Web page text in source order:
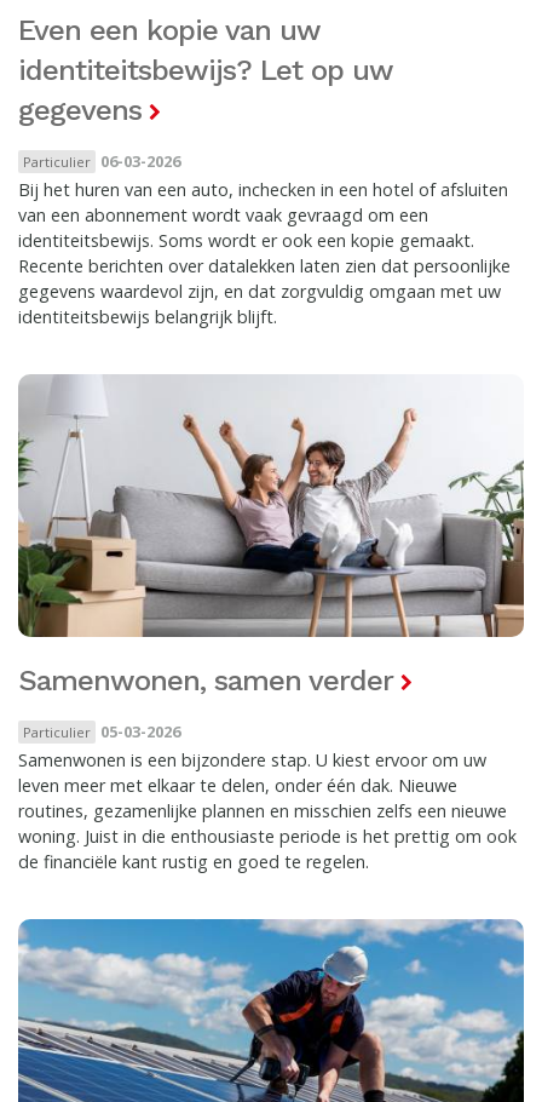
Even een kopie van uw
identiteitsbewijs? Let op uw
gegevens
Particulier 06-03-2026
Bij het huren van een auto, inchecken in een hotel of afsluiten
van een abonnement wordt vaak gevraagd om een
identiteitsbewijs. Soms wordt er ook een kopie gemaakt.
Recente berichten over datalekken laten zien dat persoonlijke
gegevens waardevol zijn, en dat zorgvuldig omgaan met uw
identiteitsbewijs belangrijk blijft.
Samenwonen, samen verder
Particulier 05-03-2026
Samenwonen is een bijzondere stap. U kiest ervoor om uw
leven meer met elkaar te delen, onder één dak. Nieuwe
routines, gezamenlijke plannen en misschien zelfs een nieuwe
woning. Juist in die enthousiaste periode is het prettig om ook
de financiële kant rustig en goed te regelen.